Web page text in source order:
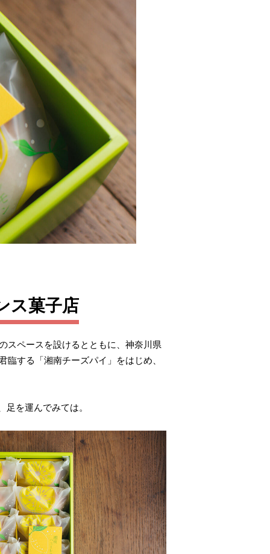
ス菓子店
スペースを設けるとともに、神奈川県
する「湘南チーズパイ」をはじめ、
を運んでみては。